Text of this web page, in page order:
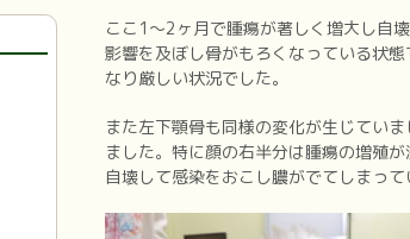
ここ1～2ヶ月で腫瘍が著しく増大し自
影響を及ぼし骨がもろくなっている状
なり厳しい状況でした。
また左下顎骨も同様の変化が生じてい
ました。特に顔の右半分は腫瘍の増殖
自壊して感染をおこし膿がでてしまって